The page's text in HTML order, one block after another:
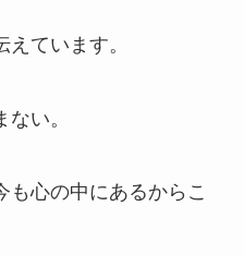
ています。
い。
も心の中にあるからこ